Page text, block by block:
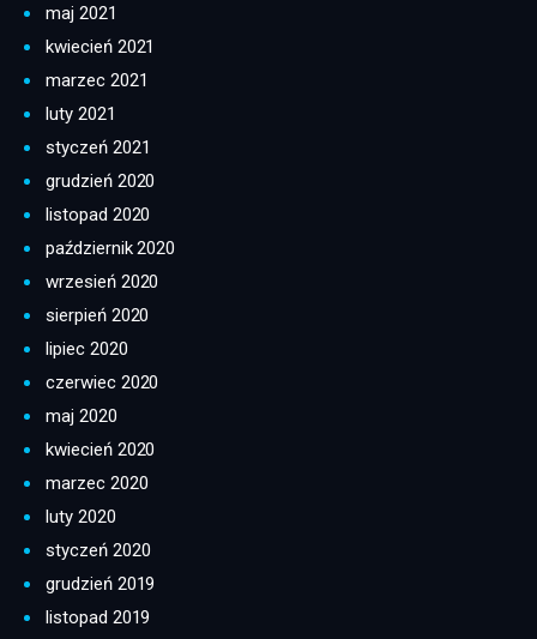
maj 2021
kwiecień 2021
marzec 2021
luty 2021
styczeń 2021
grudzień 2020
listopad 2020
październik 2020
wrzesień 2020
sierpień 2020
lipiec 2020
czerwiec 2020
maj 2020
kwiecień 2020
marzec 2020
luty 2020
styczeń 2020
grudzień 2019
listopad 2019